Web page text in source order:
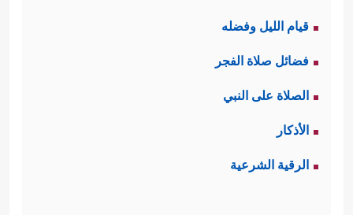
قيام الليل وفضله
فضائل صلاة الفجر
الصلاة على النبي
الأذكار
الرقية الشرعية